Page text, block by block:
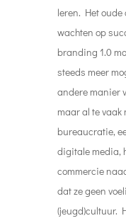
leren. Het
wachten op
branding 1.0
steeds meer
andere manier
maar al te
bureaucratie,
digitale media,
commercie
dat ze geen
(jeugd)cultuur.